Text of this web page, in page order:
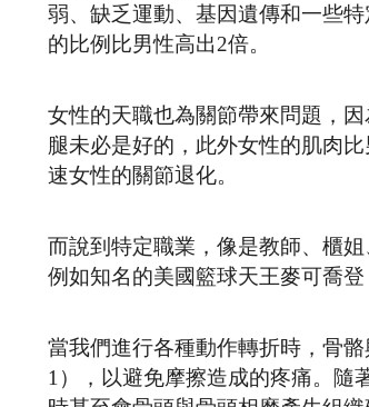
弱、缺乏運動、基因遺傳和一些
的比例比男性高出2倍。
女性的天職也為關節帶來問題，
腿未必是好的，此外女性的肌肉
速女性的關節退化。
而說到特定職業，像是教師、櫃
例如知名的美國籃球天王麥可喬
當我們進行各種動作轉折時，骨
1），以避免摩擦造成的疼痛。隨